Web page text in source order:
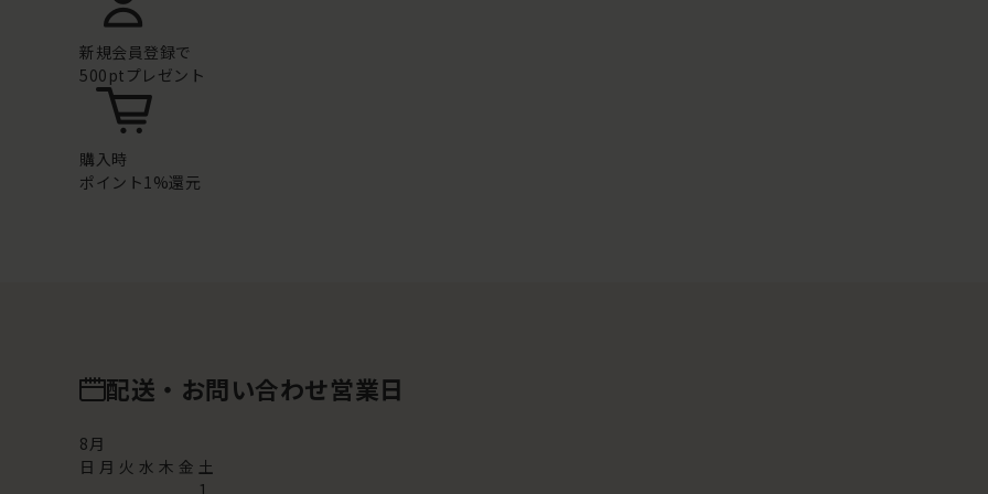
新規会員登録で
500ptプレゼント
購入時
ポイント1%還元
配送・お問い合わせ営業日
8月
日 月 火 水 木 金 土